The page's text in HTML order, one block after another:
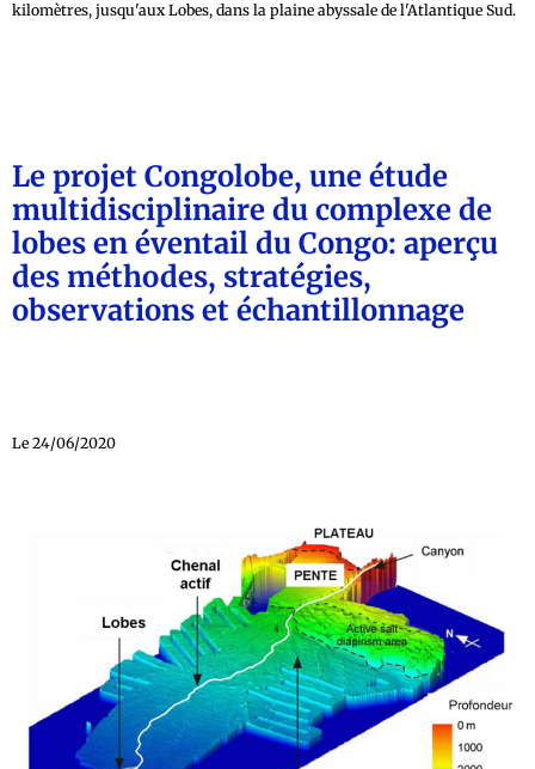
kilomètres, jusqu'aux Lobes, dans la plaine abyssale de l'Atlantique Sud.
Le projet Congolobe, une étude
multidisciplinaire du complexe de
lobes en éventail du Congo: aperçu
des méthodes, stratégies,
observations et échantillonnage
Le 24/06/2020